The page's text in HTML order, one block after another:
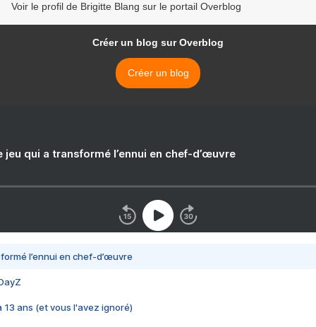
Voir le profil de Brigitte Blang sur le portail Overblog
Créer un blog sur Overblog
Créer un blog
jeu qui a transformé l’ennui en chef-d’œuvre
l’ennui en chef-d’œuvre
13 ans (et vous l'avez ignoré)